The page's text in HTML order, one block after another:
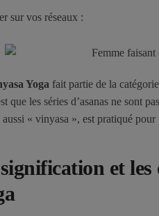
sur vos réseaux :
Yoga fait partie de la
que les séries d’asanas ne sont
aussi « vinyasa », est pratiqué pour
et